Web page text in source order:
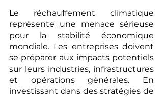
Le réchauffement climatique
représente une menace sérieuse
pour la stabilité économique
mondiale. Les entreprises doivent
se préparer aux impacts potentiels
sur leurs industries, infrastructures
et opérations générales. En
investissant dans des stratégies de